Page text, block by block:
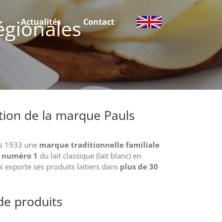
Actualités Contact
de la marque Pauls
1933 une marque traditionnelle familiale
1 du lait classique (lait blanc) en
exporte ses produits laitiers dans plus de 30
produits